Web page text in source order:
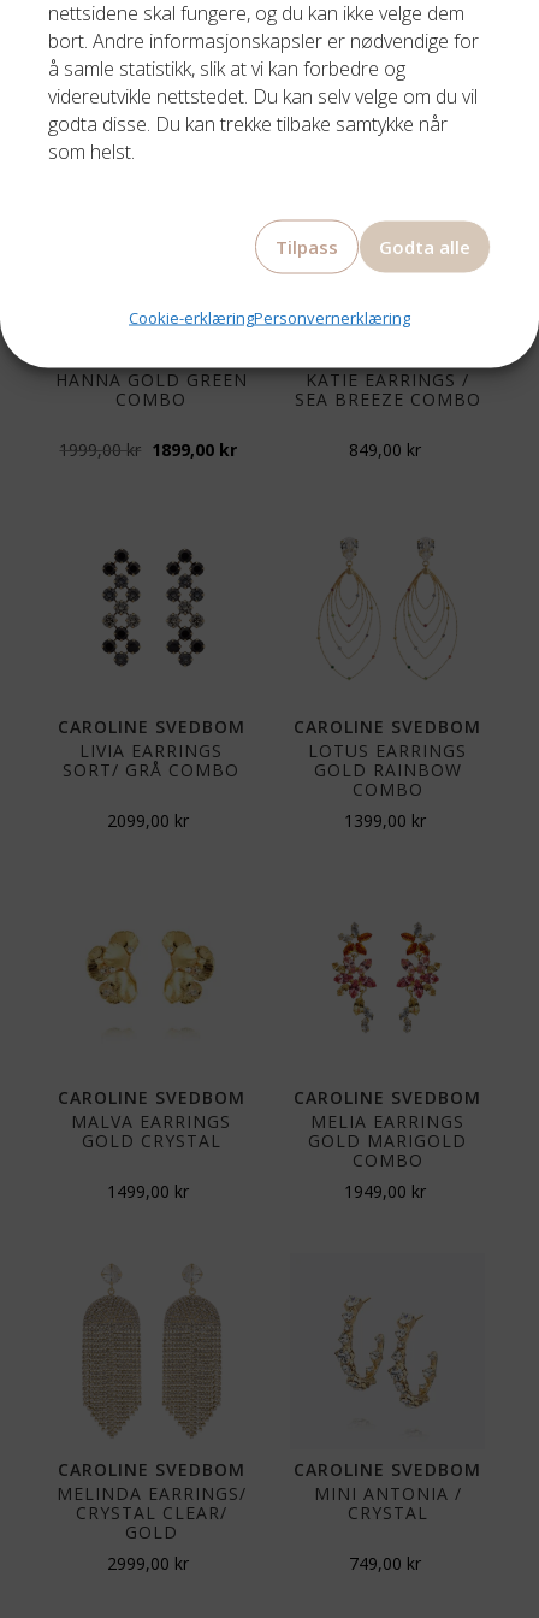
nettsidene skal fungere, og du kan ikke velge dem
bort. Andre informasjonskapsler er nødvendige for
å samle statistikk, slik at vi kan forbedre og
videreutvikle nettstedet. Du kan selv velge om du vil
godta disse. Du kan trekke tilbake samtykke når
som helst.
Godta alle
Tilpass
Cookie-erklæringPersonvernerklæring
GOLDEN LEAF
EARRINGS / CRYSTAL
1099,00kr
HANNA EARRINGS
CORAL COMBO
1999,00
HANNA GOLD GREEN
COMBO
1999,00kr Opprinnelig
1899,00 kr
KATIE EARRINGS /
SEA BREEZE COMBO
849,00 kr
CAROLINE SVEDBOM
LIVIA EARRINGS
SORT/ GRÅ COMBO
2099,00 kr
CAROLINE SVEDBOM
LOTUS EARRINGS
GOLD RAINBOW
COMBO
1399,00 kr
CAROLINE SVEDBOM
MALVA EARRINGS
GOLD CRYSTAL
1499,00 kr
CAROLINE SVEDBOM
MELIA EARRINGS
GOLD MARIGOLD
COMBO
1949,00 kr
CAROLINE SVEDBOM
MELINDA EARRINGS/
CRYSTAL CLEAR/
GOLD
2999,00 kr
CAROLINE SVEDBOM
MINI ANTONIA /
CRYSTAL
749,00 kr